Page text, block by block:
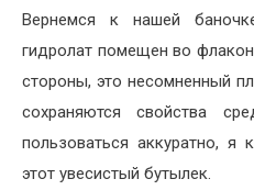
Вернемся к нашей
гидролат помещен во
стороны, это несомненный
сохраняются свойства
пользоваться аккуратно,
этот увесистый бутылек.